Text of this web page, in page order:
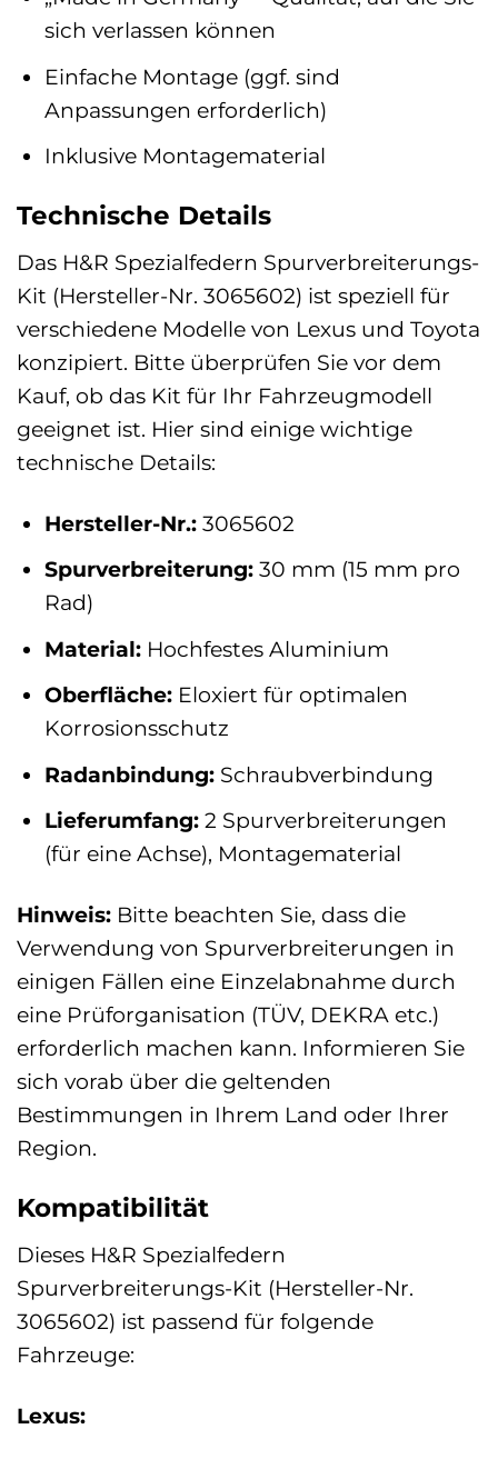
sich verlassen können
Einfache Montage (ggf. sind
Anpassungen erforderlich)
Inklusive Montagematerial
Technische Details
Das H&R Spezialfedern Spurverbreiterungs-
Kit (Hersteller-Nr. 3065602) ist speziell für
verschiedene Modelle von Lexus und Toyota
konzipiert. Bitte überprüfen Sie vor dem
Kauf, ob das Kit für Ihr Fahrzeugmodell
geeignet ist. Hier sind einige wichtige
technische Details:
Hersteller-Nr.:3065602
Spurverbreiterung:30 mm (15 mm pro
Rad)
Material:Hochfestes Aluminium
Oberfläche:Eloxiert für optimalen
Korrosionsschutz
Radanbindung:Schraubverbindung
Lieferumfang:2 Spurverbreiterungen
(für eine Achse), Montagematerial
Hinweis: Bitte beachten Sie, dass die
Verwendung von Spurverbreiterungen in
einigen Fällen eine Einzelabnahme durch
eine Prüforganisation (TÜV, DEKRA etc.)
erforderlich machen kann. Informieren Sie
sich vorab über die geltenden
Bestimmungen in Ihrem Land oder Ihrer
Region.
Kompatibilität
Dieses H&R Spezialfedern
Spurverbreiterungs-Kit (Hersteller-Nr.
3065602) ist passend für folgende
Fahrzeuge:
Lexus: